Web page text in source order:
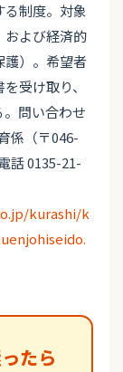
制度。対象
および経済的
護）。希望者
受け取り、
問い合わせ
係（〒046-
話 0135-21-
kurashi/k
たら